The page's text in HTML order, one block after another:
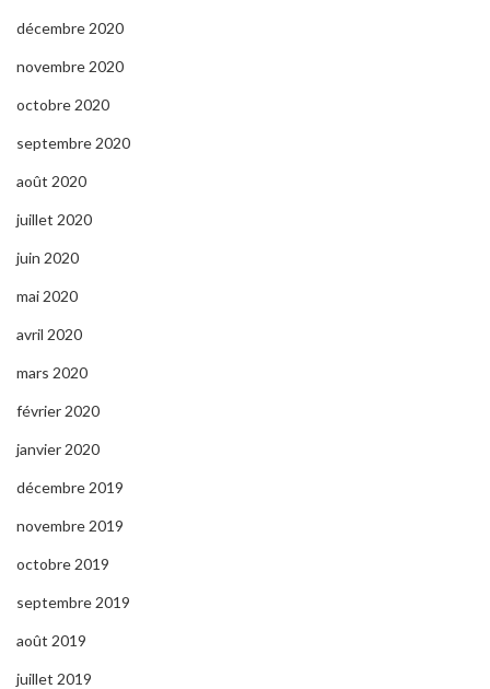
décembre 2020
novembre 2020
octobre 2020
septembre 2020
août 2020
juillet 2020
juin 2020
mai 2020
avril 2020
mars 2020
février 2020
janvier 2020
décembre 2019
novembre 2019
octobre 2019
septembre 2019
août 2019
juillet 2019